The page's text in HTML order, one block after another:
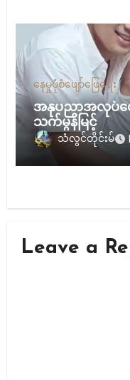
နေမှုပုံစံဖျော်ဖြေရေး
အနုပညာအလုပ်တွ
သက်မွန်မြင့်
သံလွင်တိုင်းမ်
Leave a